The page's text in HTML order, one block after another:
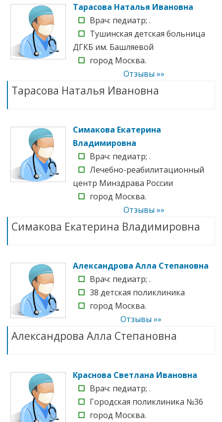
Тарасова Наталья Ивановна
☐ Врач: педиатр; .
☐ Тушинская детская больница
ДГКБ им. Башляевой
☐ город Москва.
Отзывы »»
Тарасова Наталья Ивановна
Симакова Екатерина
Владимировна
☐ Врач: педиатр; .
☐ Лечебно-реабилитационный
центр Минздрава России
☐ город Москва.
Отзывы »»
Симакова Екатерина Владимировна
Александрова Алла Степановна
☐ Врач: педиатр; .
☐ 38 детская поликлиника
☐ город Москва.
Отзывы »»
Александрова Алла Степановна
Краснова Светлана Ивановна
☐ Врач: педиатр; .
☐ Городская поликлиника №36
☐ город Москва.